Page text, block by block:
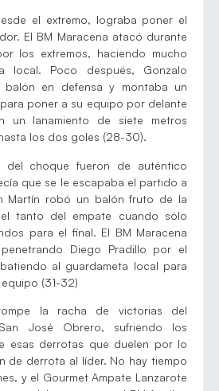
el extremo, lograba poner el
El BM Maracena atacó durante
los extremos, haciendo mucho
local. Poco después, Gonzalo
en defensa y montaba un
poner a su equipo por delante
un lanamiento de siete metros
los dos goles (28-30).
del choque fueron de auténtico
que se le escapaba el partido a
Martín robó un balón fruto de la
tanto del empate cuando sólo
para el final. El BM Maracena
Diego Pradillo por el
al guardameta local para
(31-32)
la racha de victorias del
José Obrero, sufriendo los
esas derrotas que duelen por lo
de derrota al líder. No hay tiempo
y el Gourmet Ampate Lanzarote